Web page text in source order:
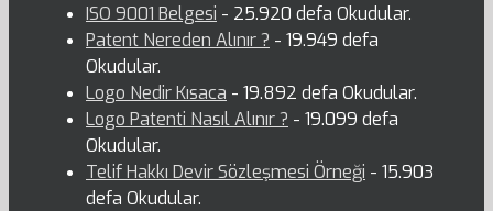
ISO 9001 Belgesi - 25.920 defa Okudular.
Patent Nereden Alınır ? - 19.949 defa
Okudular.
Logo Nedir Kısaca - 19.892 defa Okudular.
Logo Patenti Nasıl Alınır ? - 19.099 defa
Okudular.
Telif Hakkı Devir Sözleşmesi Örneği - 15.903
defa Okudular.